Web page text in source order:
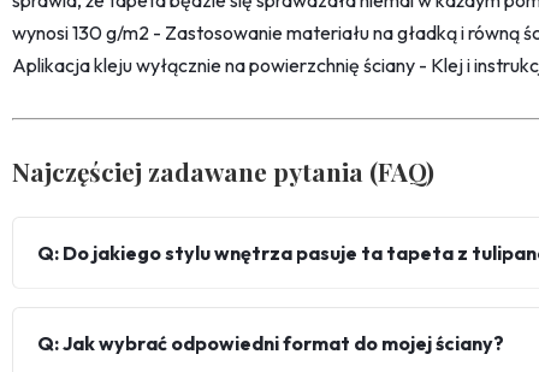
wynosi 130 g/m2 - Zastosowanie materiału na gładką i równą
Aplikacja kleju wyłącznie na powierzchnię ściany - Klej i
Najczęściej zadawane pytania (FAQ)
Q: Do jakiego stylu wnętrza pasuje ta tapeta z
Q: Jak wybrać odpowiedni format do mojej ściany?